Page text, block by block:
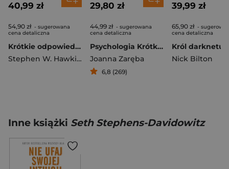
40,99 zł
54,90 zł - sugerowana
cena detaliczna
Krótkie odpowiedzi na wielkie pytania
Stephen W. Hawking
29,80 zł
44,99 zł - sugerowana
cena detaliczna
Psychologia Krótka historia
Joanna Zaręba
6,8 (269)
39,99 zł
65,90 zł -
cena detaliczna
Nick Bilton
Inne książki Seth Stephens-Davidowitz